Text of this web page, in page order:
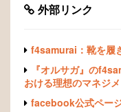
外部リンク
f4samurai：靴を履
『オルサガ』の
おける理想のマネジ
facebook公式ペー